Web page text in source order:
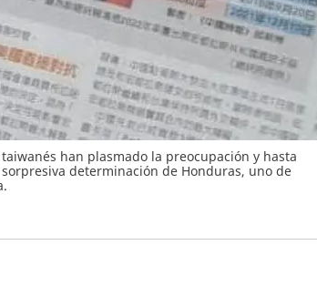
han plasmado la preocupación y hasta
determinación de Honduras, uno de